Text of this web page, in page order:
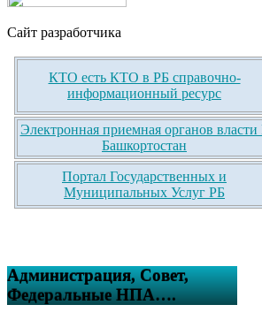
Сайт разработчика
КТО есть КТО в РБ справочно-
информационный ресурс
Электронная приемная органов власти
Башкортостан
Портал Государственных и
Муниципальных Услуг РБ
Администрация, Совет,
Федеральные НПА….